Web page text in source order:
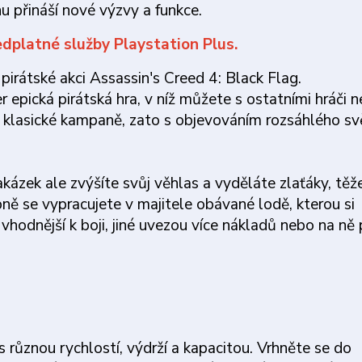
přináší nové výzvy a funkce.
služby Playstation Plus.
akci Assassin's Creed 4: Black Flag.
pirátská hra, v níž můžete s ostatními hráči
kampaně, zato s objevováním rozsáhlého
ale zvýšíte svůj věhlas a vyděláte zlaťáky,
se vypracujete v majitele obávané lodě, kterou si
k boji, jiné uvezou více nákladů nebo na ně
rychlostí, výdrží a kapacitou. Vrhněte se do